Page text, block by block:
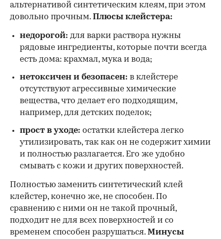
альтернативой синтетическим клеям, при этом
довольно прочным. Плюсы клейстера:
недорогой: для варки раствора нужны
рядовые ингредиенты, которые почти всегда
есть дома: крахмал, мука и вода;
нетоксичен и безопасен: в клейстере
отсутствуют агрессивные химические
вещества, что делает его подходящим,
например, для детских поделок;
прост в уходе: остатки клейстера легко
утилизировать, так как он не содержит химии
и полностью разлагается. Его же удобно
смывать с кожи и других поверхностей.
Полностью заменить синтетический клей
клейстер, конечно же, не способен. По
сравнению с ними он не такой прочный,
подходит не для всех поверхностей и со
временем способен разрушаться. Минусы